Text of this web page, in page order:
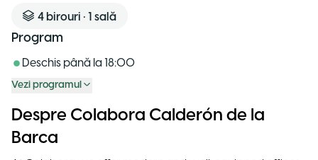
4 birouri • 1 sală
Program
Deschis până la 18:00
Vezi programul
Despre Colabora Calderón de la
Barca